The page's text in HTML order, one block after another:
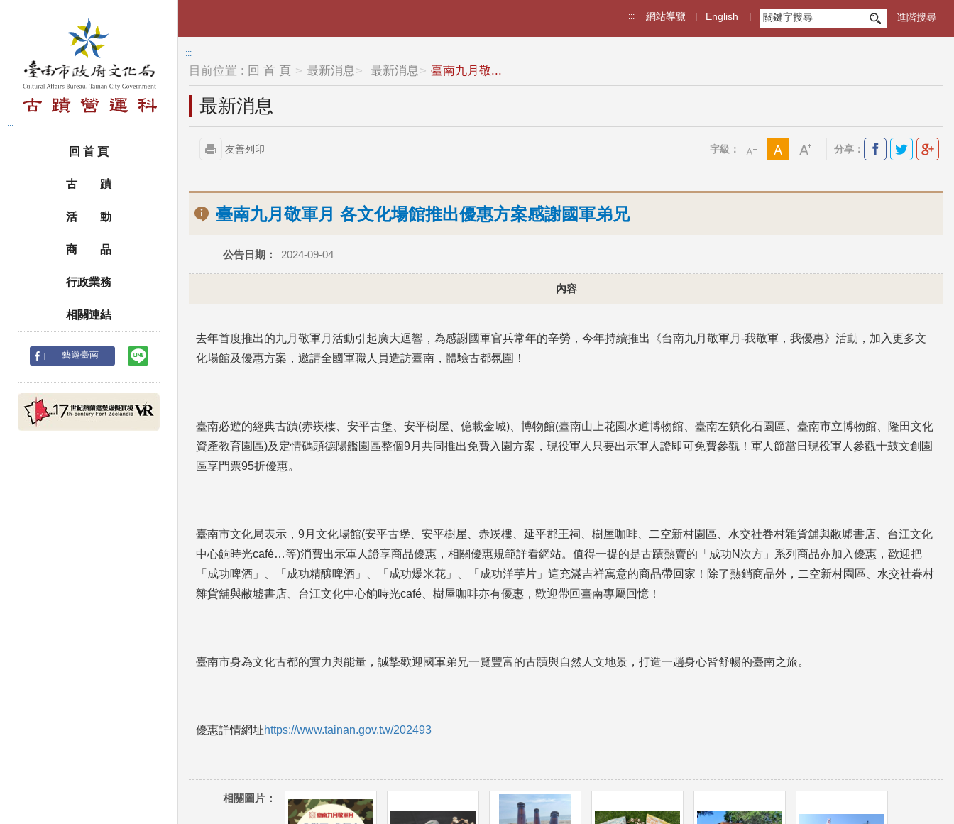
:::
回 首 頁
古 蹟
活 動
商 品
行政業務
相關連結
藝遊臺南
::: 網站導覽 English 搜
尋
進階搜尋
:::
目前位置 : 回 首 頁 最新消息 最新消息 臺南九月敬...
最新消息
友善列印 字級： 分享：
臺南九月敬軍月 各文化場館推出優惠方案感謝國軍弟兄
公告日期： 2024-09-04
內容
去年首度推出的九月敬軍月活動引起廣大迴響，為感謝國軍官兵常年的辛勞，今年持續推出《台南九月敬軍月-我敬軍，我優惠》活動，加入更多文
化場館及優惠方案，邀請全國軍職人員造訪臺南，體驗古都氛圍！
臺南必遊的經典古蹟(赤崁樓、安平古堡、安平樹屋、億載金城)、博物館(臺南山上花園水道博物館、臺南左鎮化石園區、臺南市立博物館、隆田文化
資產教育園區)及定情碼頭德陽艦園區整個9月共同推出免費入園方案，現役軍人只要出示軍人證即可免費參觀！軍人節當日現役軍人參觀十鼓文創園
區享門票95折優惠。
臺南市文化局表示，9月文化場館(安平古堡、安平樹屋、赤崁樓、延平郡王祠、樹屋咖啡、二空新村園區、水交社眷村雜貨舖與敝墟書店、台江文化
中心餉時光café…等)消費出示軍人證享商品優惠，相關優惠規範詳看網站。值得一提的是古蹟熱賣的「成功N次方」系列商品亦加入優惠，歡迎把
「成功啤酒」、「成功精釀啤酒」、「成功爆米花」、「成功洋芋片」這充滿吉祥寓意的商品帶回家！除了熱銷商品外，二空新村園區、水交社眷村
雜貨舖與敝墟書店、台江文化中心餉時光café、樹屋咖啡亦有優惠，歡迎帶回臺南專屬回憶！
臺南市身為文化古都的實力與能量，誠摯歡迎國軍弟兄一覽豐富的古蹟與自然人文地景，打造一趟身心皆舒暢的臺南之旅。
優惠詳情網址https://www.tainan.gov.tw/202493
相關圖片：